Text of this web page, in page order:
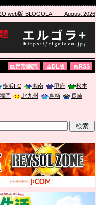
web版 BLOGOLA- August 2026
定期購読 DL版 RSS
横浜FC 湘南 甲府
松本
福岡 北九州 鳥栖
長崎